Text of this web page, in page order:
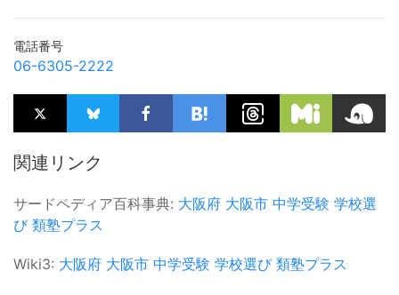
電話番号
06-6305-2222
関連リンク
サードペディア百科事典: 大阪府 大阪市 中学受験 学校選
び 類塾プラス
Wiki3: 大阪府 大阪市 中学受験 学校選び 類塾プラス